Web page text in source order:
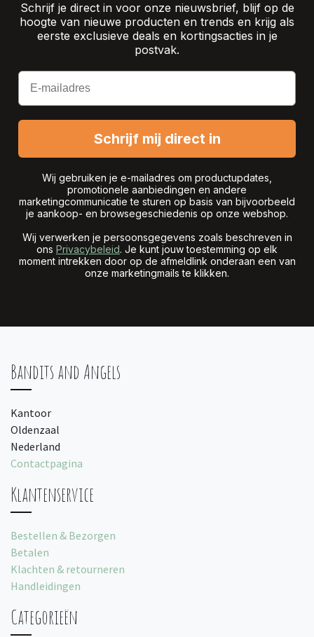
Schrijf je direct in voor onze nieuwsbrief, blijf op de
hoogte van nieuwe producten en trends en krijg als
eerste exclusieve deals en kortingsacties in je
postvak.
Email
Schrijf mij direct in
Wij gebruiken je e-mailadres om productupdates,
promotionele aanbiedingen en andere
marketingcommunicatie te sturen op basis van bijvoorbeeld
je aankoop- en browsegeschiedenis op onze webshop.
Wij verwerken je persoonsgegevens zoals beschreven in
ons Privacybeleid. Je kunt jouw toestemming op elk
moment intrekken door op de afmeldlink onderaan een van
onze marketingmails te klikken.
Bandits and Angels
Kantoor
Oldenzaal
Nederland
Contactpagina
Klantenservice
Bestellen & Bezorgen
Betalen
Klachten & retourneren
Handleidingen
Categorieën